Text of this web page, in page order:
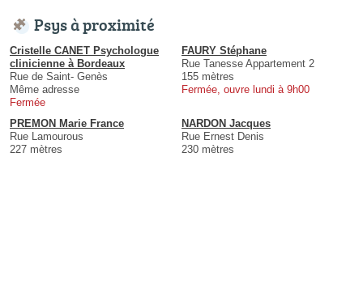
Psys à proximité
Cristelle CANET Psychologue
clinicienne à Bordeaux
Rue de Saint- Genès
Même adresse
Fermée
FAURY Stéphane
Rue Tanesse Appartement 2
155 mètres
Fermée, ouvre lundi à 9h00
PREMON Marie France
Rue Lamourous
227 mètres
NARDON Jacques
Rue Ernest Denis
230 mètres